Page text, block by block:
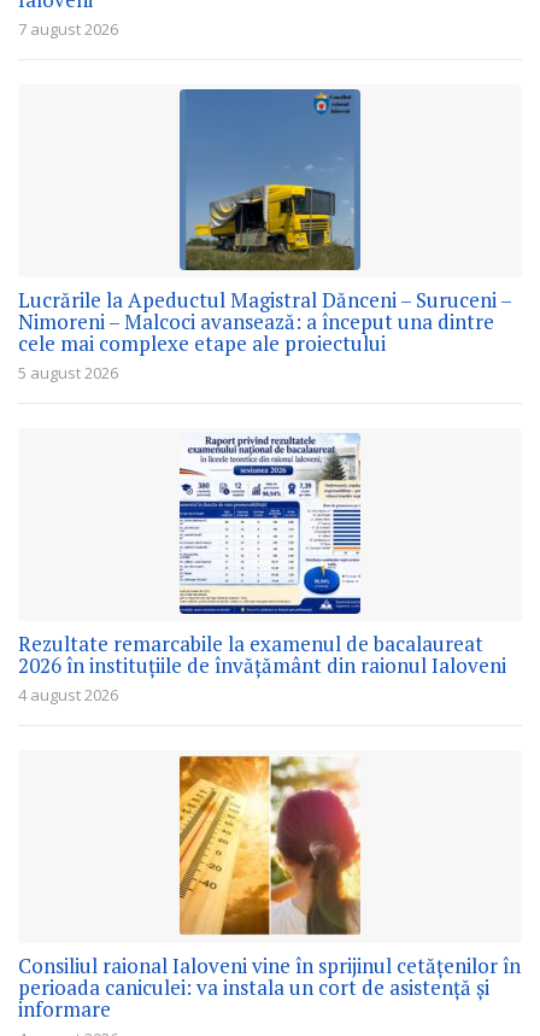
7 august 2026
Lucrările la Apeductul Magistral Dănceni – Suruceni –
Nimoreni – Malcoci avansează: a început una dintre
cele mai complexe etape ale proiectului
5 august 2026
Rezultate remarcabile la examenul de bacalaureat
2026 în instituțiile de învățământ din raionul Ialoveni
4 august 2026
Consiliul raional Ialoveni vine în sprijinul cetățenilor în
perioada caniculei: va instala un cort de asistență și
informare